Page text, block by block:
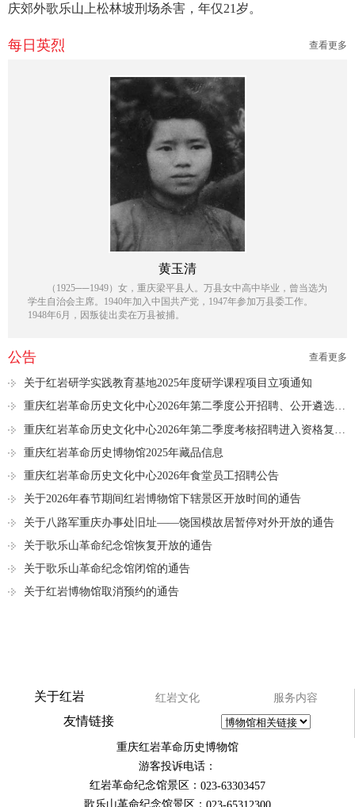
每日英烈 查看更多
黄玉清
（1925──1949）女，重庆梁平县人。万县女中高中毕业，曾当选为
学生自治会主席。1940年加入中国共产党，1947年参加万县委工作。
1948年6月，因叛徒出卖在万县被捕。
公告 查看更多
关于红岩研学实践教育基地2025年度研学课程项目立项通知
重庆红岩革命历史文化中心2026年第二季度公开招聘、公开遴选进入资格复审人员名单公示
重庆红岩革命历史博物馆2025年藏品信息
重庆红岩革命历史文化中心2026年食堂员工招聘公告
关于2026年春节期间红岩博物馆下辖景区开放时间的通告
关于八路军重庆办事处旧址——饶国模故居暂停对外开放的通告
关于歌乐山革命纪念馆恢复开放的通告
关于歌乐山革命纪念馆闭馆的通告
关于红岩博物馆取消预约的通告
庆郊外歌乐山上松林坡刑场杀害，年仅21岁。
关于红岩 红岩文化 服务内容
友情链接
重庆红岩革命历史博物馆
游客投诉电话：
红岩革命纪念馆景区： 023-63303457
歌乐山革命纪念馆景区：